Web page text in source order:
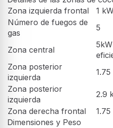
Quemador de gas de alta
Cocción más rápida y
quemador especial
No dejes de comer sano por
Ahora puedes cocinar cada
y eficiente en la placa. Los
eficiencia utilizan menos
los normales. De esta
tengas, podrás disfrutar de
rápidamente.
Especificaciones técnicas
Detalles de las zonas de